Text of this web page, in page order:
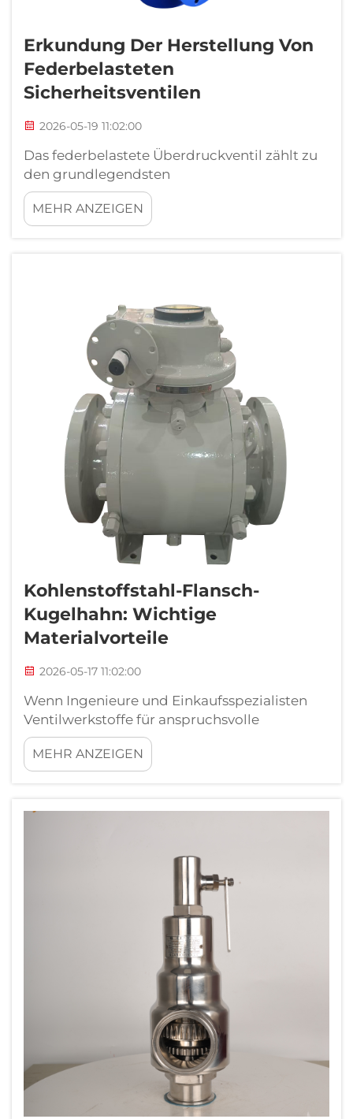
Erkundung Der Herstellung Von
Federbelasteten
Sicherheitsventilen
2026-05-19 11:02:00
Das federbelastete Überdruckventil zählt zu
den grundlegendsten
Druckregelungsgeräten im Anlagenbau. Von
petrochemischen Verarbeitungsanlagen bis
hin zu Hochdruck-Hydrauliksystemen bietet
MEHR ANZEIGEN
Kohlenstoffstahl-Flansch-
Kugelhahn: Wichtige
Materialvorteile
2026-05-17 11:02:00
Wenn Ingenieure und Einkaufsspezialisten
Ventilwerkstoffe für anspruchsvolle
industrielle Rohrleitungen bewerten, erweist
sich das Kugelventil mit Flanschanschluss aus
Kohlenstoffstahl stets als eine führende Wahl.
Festigkeit, Druckbeständigkeit und Kosten...
MEHR ANZEIGEN